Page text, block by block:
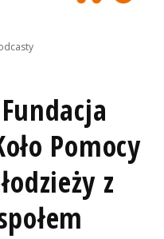
Pomocy
z